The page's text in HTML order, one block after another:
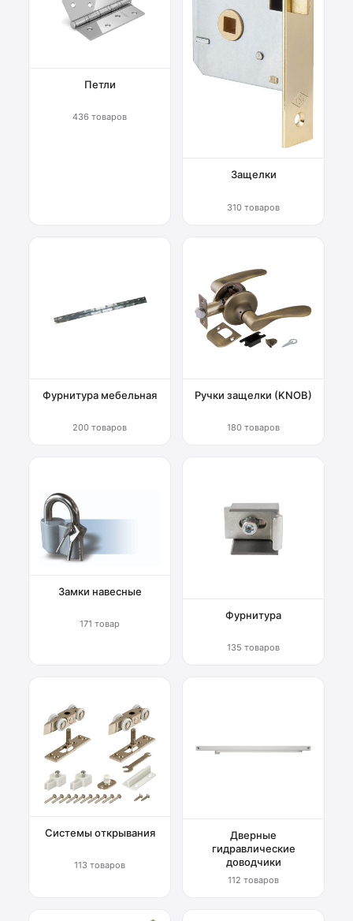
Петли
436 товаров
Защелки
310 товаров
Фурнитура мебельная
200 товаров
Ручки защелки (KNOB)
180 товаров
Замки навесные
171 товар
Фурнитура
135 товаров
Системы открывания
113 товаров
Дверные
гидравлические
доводчики
112 товаров